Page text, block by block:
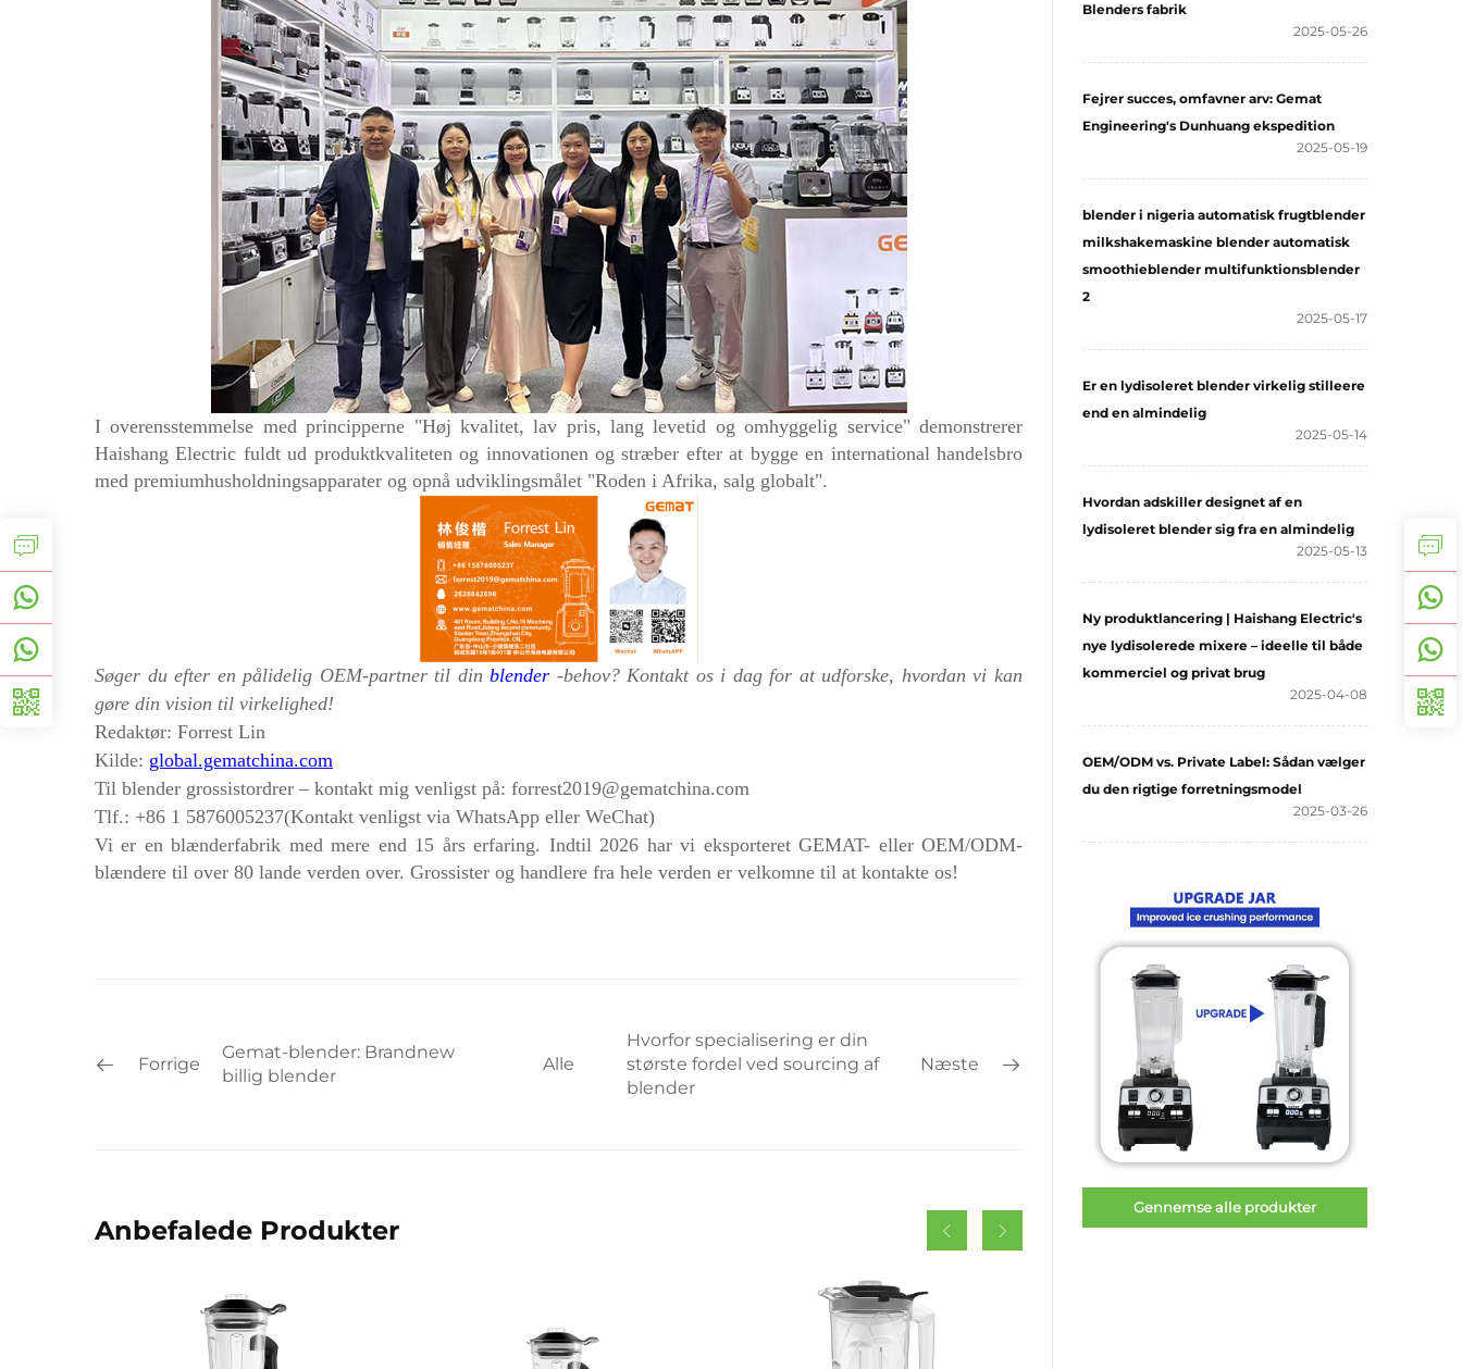
I overensstemmelse med principperne "Høj kvalitet, lav pris, lang levetid og omhyggelig service" demonstrerer
Haishang Electric fuldt ud produktkvaliteten og innovationen og stræber efter at bygge en international handelsbro
med premiumhusholdningsapparater og opnå udviklingsmålet "Roden i Afrika, salg globalt".
Søger du efter en pålidelig OEM-partner til dinblender -behov? Kontakt os i dag for at udforske, hvordan vi kan
gøre din vision til virkelighed!
Redaktør: Forrest Lin
Kilde: global.gematchina.com
Til blender grossistordrer – kontakt mig venligst på: forrest2019@gematchina.com
Tlf.: +86 1 5876005237(Kontakt venligst via WhatsApp eller WeChat)
Vi er en blænderfabrik med mere end 15 års erfaring. Indtil 2026 har vi eksporteret GEMAT- eller OEM/ODM-
blændere til over 80 lande verden over. Grossister og handlere fra hele verden er velkomne til at kontakte os!
Forrige
Gemat-blender: Brandnew
billig blender
Alle
Hvorfor specialisering er din
største fordel ved sourcing af
blender
Næste
Anbefalede Produkter
Blenders fabrik
2025-05-26
Fejrer succes, omfavner arv: Gemat
Engineering's Dunhuang ekspedition
2025-05-19
blender i nigeria automatisk frugtblender
milkshakemaskine blender automatisk
smoothieblender multifunktionsblender
2
2025-05-17
Er en lydisoleret blender virkelig stilleere
end en almindelig
2025-05-14
Hvordan adskiller designet af en
lydisoleret blender sig fra en almindelig
2025-05-13
Ny produktlancering | Haishang Electric's
nye lydisolerede mixere – ideelle til både
kommerciel og privat brug
2025-04-08
OEM/ODM vs. Private Label: Sådan vælger
du den rigtige forretningsmodel
2025-03-26
Gennemse alle produkter